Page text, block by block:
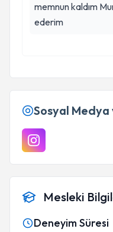
memnun kaldım
ederim
Sosyal Medya
Mesleki
Deneyim Süresi